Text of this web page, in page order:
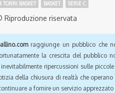
TORRI BASKET BASKET SERIE C
Riproduzione riservata
raggiunge un pubblico che
la crescita del pubblico
ripercussioni sulle
della chiusura di realtà che
a fornire un servizio